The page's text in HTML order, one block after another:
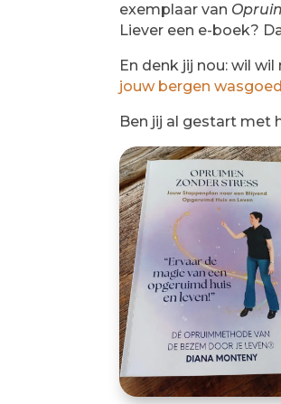
exemplaar van
Liever een e-boek?
En denk jij nou: wil
jouw bergen
Ben jij al gestart met